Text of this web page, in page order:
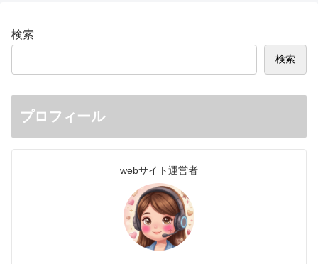
検索
検索
プロフィール
webサイト運営者